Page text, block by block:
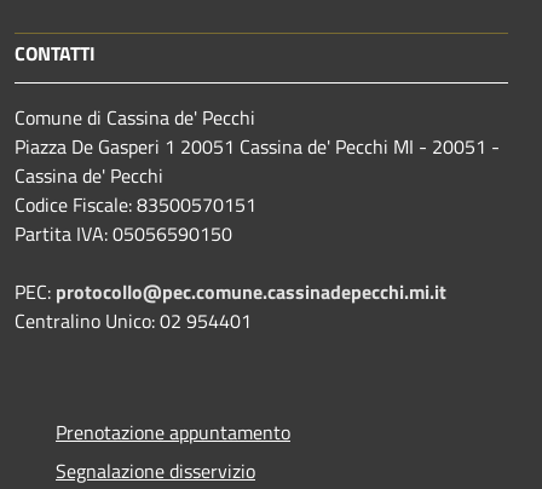
CONTATTI
Comune di Cassina de' Pecchi
Piazza De Gasperi 1 20051 Cassina de' Pecchi MI - 20051 -
Cassina de' Pecchi
Codice Fiscale: 83500570151
Partita IVA: 05056590150
PEC: protocollo@pec.comune.cassinadepecchi.mi.it
Centralino Unico: 02 954401
Prenotazione appuntamento
Segnalazione disservizio